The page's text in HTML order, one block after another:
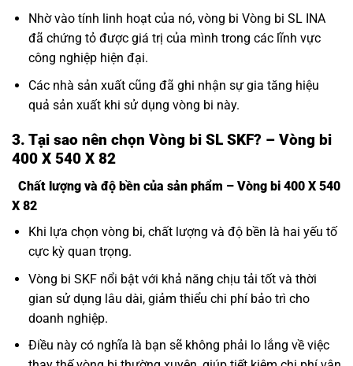
Nhờ vào tính linh hoạt của nó, vòng bi Vòng bi SL INA
đã chứng tỏ được giá trị của mình trong các lĩnh vực
công nghiệp hiện đại.
Các nhà sản xuất cũng đã ghi nhận sự gia tăng hiệu
quả sản xuất khi sử dụng vòng bi này.
3. Tại sao nên chọn Vòng bi SL SKF? – Vòng bi
400 X 540 X 82
Chất lượng và độ bền của sản phẩm – Vòng bi 400 X 540
X 82
Khi lựa chọn vòng bi, chất lượng và độ bền là hai yếu tố
cực kỳ quan trọng.
Vòng bi SKF nổi bật với khả năng chịu tải tốt và thời
gian sử dụng lâu dài, giảm thiểu chi phí bảo trì cho
doanh nghiệp.
Điều này có nghĩa là bạn sẽ không phải lo lắng về việc